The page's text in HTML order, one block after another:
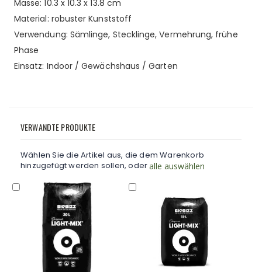
Masse: 10.3 x 10.3 x 13.8 cm
Material: robuster Kunststoff
Verwendung: Sämlinge, Stecklinge, Vermehrung, frühe
Phase
Einsatz: Indoor / Gewächshaus / Garten
VERWANDTE PRODUKTE
Wählen Sie die Artikel aus, die dem Warenkorb
hinzugefügt werden sollen, oderalle auswählen
Warenkorb
Warenkorb